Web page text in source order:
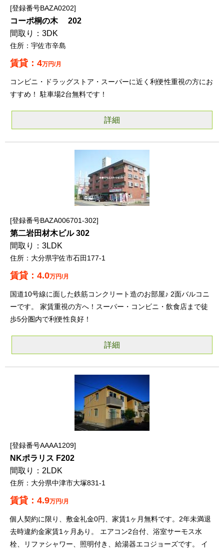
登録番号BAZA0202
コーポ桐の木 202
3DK
宇佐市辛島
4万円/月
コンビニ・ドラッグストア・スーパーに近く利便性重視の方にお
すすめ！ 駐車場2台無料です！
詳細
登録番号BAZA006701-302
第二岩田材木ビル 302
3LDK
大分県宇佐市石田177-1
4.0万円/月
国道10号線に面した鉄筋コンクリート造のお部屋♪ 2面バルコニ
ーです。 家賃重視の方へ！スーパー・コンビニ・飲食店まで徒
歩5分圏内で利便性良好！
詳細
登録番号AAAA1209
NKポラリス F202
2LDK
大分県中津市大塚831-1
4.9万円/月
個人契約に限り、敷金礼金0円、家賃1ヶ月無料です。2年未満退
去時違約金家賃1ヶ月あり。 エアコン2台付、浴室サーモス水
栓、リファシャワー、照明付き、給湯器エコジョーズです。 イ